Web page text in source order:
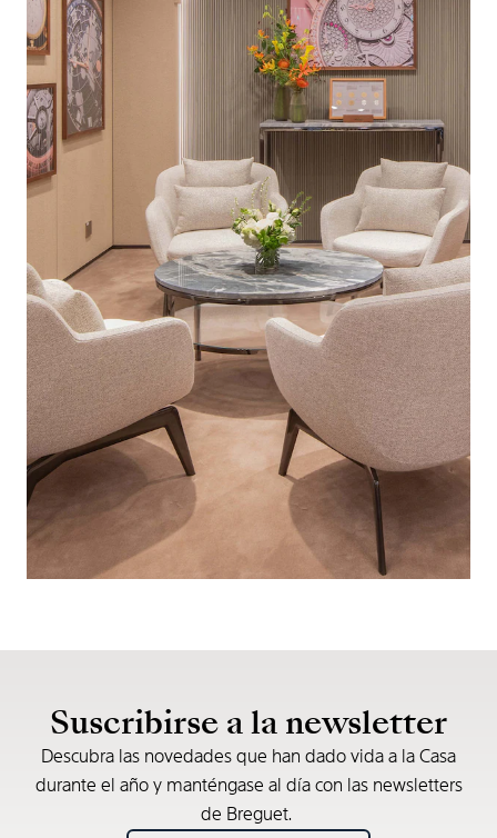
Suscribirse a la newsletter
Descubra las novedades que han dado vida a la Casa
durante el año y manténgase al día con las newsletters
de Breguet.